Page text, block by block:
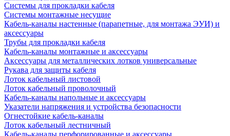
Системы для прокладки кабеля
Системы монтажные несущие
Кабель-каналы настенные (парапетные, для монтажа ЭУИ) и
аксессуары
Трубы для прокладки кабеля
Кабель-каналы монтажные и аксессуары
Аксессуары для металлических лотков универсальные
Рукава для защиты кабеля
Лоток кабельный листовой
Лоток кабельный проволочный
Кабель-каналы напольные и аксессуары
Указатели напряжения и устройства безопасности
Огнестойкие кабель-каналы
Лоток кабельный лестничный
Кабель-каналы перфорированные и аксессуары